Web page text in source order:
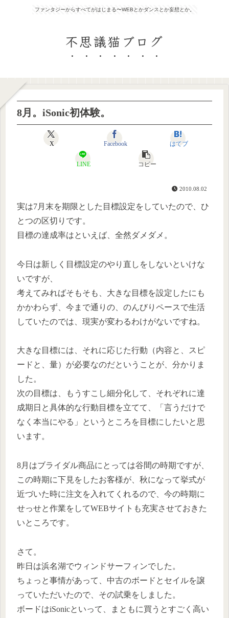
ファンタジーからすべてがはじまる〜WEBとかダンスとか妄想とか。
不思議猫ブログ
8月。iSonic初体験。
X Facebook はてブ
LINE コピー
2010.08.02
実は7月末を期限とした目標設定をしていたので、ひ
とつの区切りです。
目標の達成率はといえば、全然ダメダメ。
今日は新しく目標設定のやり直しをしないといけな
いですが、
考えてみればそもそも、大きな目標を設定したにも
かかわらず、今まで通りの、のんびりペースで生活
していたのでは、現実が変わるわけがないですね。
大きな目標には、それに応じた行動（内容と、スピ
ードと、量）が必要なのだということが、分かりま
した。
次の目標は、もうすこし細分化して、それぞれに達
成期日と具体的な行動目標を立てて、「言うだけで
なく本当にやる」というところを目標にしたいと思
います。
8月はブライダル商品にとっては谷間の時期ですが、
この時期に下見をしたお客様が、秋になって挙式が
近づいた時に注文を入れてくれるので、今の時期に
せっせと作業をしてWEBサイトも充実させておきた
いところです。
さて。
昨日は浜名湖でウィンドサーフィンでした。
ちょっと事情があって、中古のボードとセイルを譲
っていただいたので、その試乗をしました。
ボードはiSonicといって、まともに買うとすごく高い